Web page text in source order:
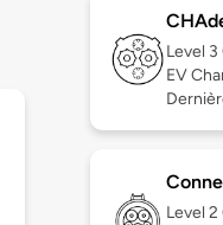
Level 3
EV
Level 2